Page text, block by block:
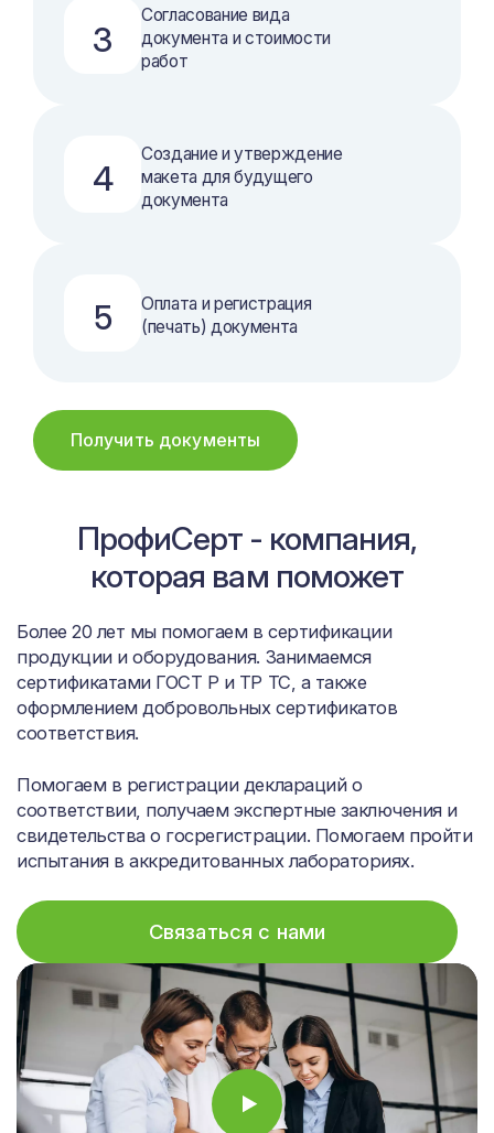
3
Согласование вида
документа и стоимости
работ
4
Создание и утверждение
макета для будущего
документа
5
Оплата и регистрация
(печать) документа
Получить документы
ПрофиСерт - компания,
которая вам поможет
Более 20 лет мы помогаем в сертификации
продукции и оборудования. Занимаемся
сертификатами ГОСТ Р и ТР ТС, а также
оформлением добровольных сертификатов
соответствия.
Помогаем в регистрации деклараций о
соответствии, получаем экспертные заключения и
свидетельства о госрегистрации. Помогаем пройти
испытания в аккредитованных лабораториях.
Связаться с нами